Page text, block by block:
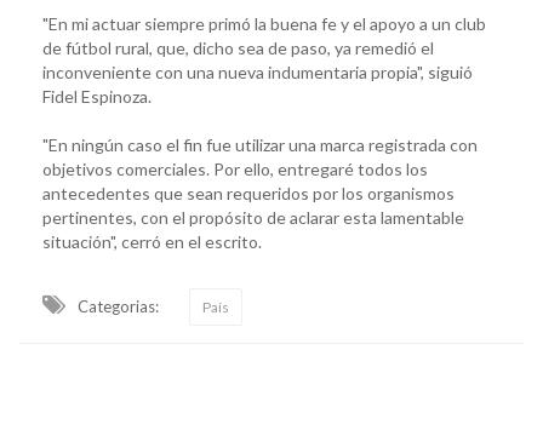
"En mi actuar siempre primó la buena fe y el apoyo a un club
de fútbol rural, que, dicho sea de paso, ya remedió el
inconveniente con una nueva indumentaria propia", siguió
Fidel Espinoza.
"En ningún caso el fin fue utilizar una marca registrada con
objetivos comerciales. Por ello, entregaré todos los
antecedentes que sean requeridos por los organismos
pertinentes, con el propósito de aclarar esta lamentable
situación", cerró en el escrito.
Categorias: País